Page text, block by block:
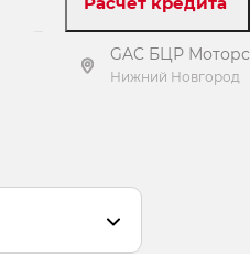
GAC БЦР Моторс
Нижний Новгород